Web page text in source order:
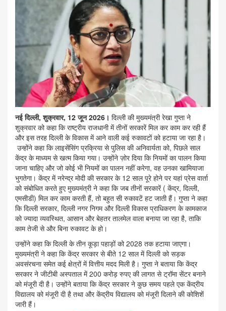
नई दिल्ली, शुक्रवार, 12 जून 2026। दिल्ली की मुख्यमंत्री रेखा गुप्ता ने
शुक्रवार को कहा कि राष्ट्रीय राजधानी में तीनों सरकारें मिल कर काम कर रही हैं
और इस तरह दिल्ली के विकास में आने वाली कई रुकावटों को हटाया जा रहा है।
उन्होंने कहा कि लाइसेंसिंग प्रक्रिया से पुलिस की अनिवार्यता को, पिछले साल
केंद्र के माध्यम से खत्म किया गया। उन्होंने ज़ोर दिया कि नियमों का पालन किया
जाना चाहिए और जो कोई भी नियमों का पालन नहीं करेगा, वह उनका खामियाजा
भुगतेगा। केंद्र में नरेन्द्र मोदी की सरकार के 12 साल पूरे होने पर यहां प्रेस वार्ता
को संबोधित करते हुए मुख्यमंत्री ने कहा कि जब तीनों सरकारें ( केंद्र, दिल्ली,
एमसीडी) मिल कर काम करती हैं, तो बहुत सी रुकावटें हट जाती हैं। गुप्ता ने कहा
कि दिल्ली सरकार, दिल्ली नगर निगम और दिल्ली विकास प्राधिकरण के कामकाज
को ज्यादा व्यवस्थित, आसान और बेहतर तालमेल वाला बनाया जा रहा है, ताकि
काम तेजी से और बिना रुकावट के हो।
उन्होंने कहा कि दिल्ली के तीन कूड़ा पहाड़ों को 2028 तक हटाया जाएगा।
मुख्यमंत्री ने कहा कि केंद्र सरकार से बीते 12 साल में दिल्ली को सड़क
अवसंरचना समेत कई क्षेत्रों में वित्तीय मदद मिली है। गुप्ता ने बताया कि केंद्र
सरकार ने जीटीबी अस्पताल में 200 करोड़ रुपए की लागत से ट्रॉमा सेंटर बनाने
को मंजूरी दी है। उन्होंने बताया कि केंद्र सरकार ने कुछ समय पहले एक केंद्रीय
विद्यालय को मंजूरी दी है तथा और केंद्रीय विद्यालय को मंजूरी दिलाने की कोशिशें
जारी हैं।